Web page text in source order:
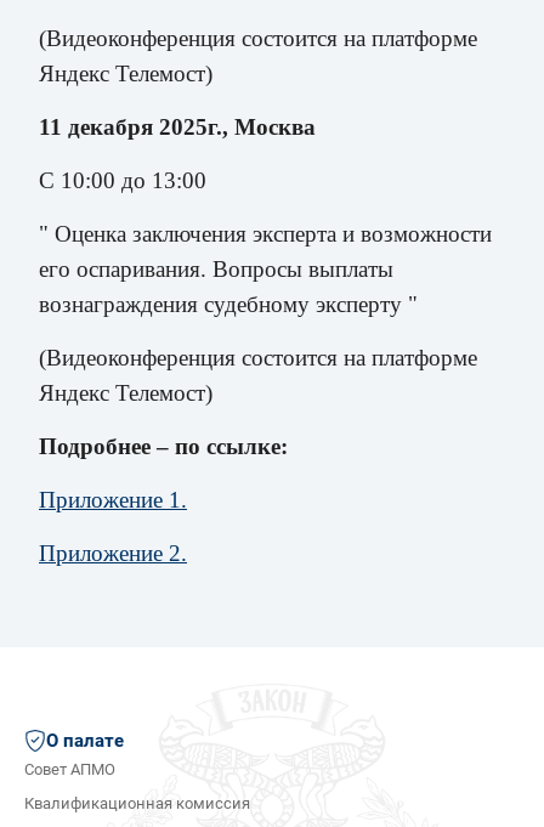
(Видеоконференция состоится на платформе
Яндекс Телемост)
11 декабря 2025г., Москва
С 10:00 до 13:00
" Оценка заключения эксперта и возможности
его оспаривания. Вопросы выплаты
вознаграждения судебному эксперту "
(Видеоконференция состоится на платформе
Яндекс Телемост)
Подробнее – по ссылке:
Приложение 1.
Приложение 2.
О палате
Совет АПМО
Квалификационная комиссия